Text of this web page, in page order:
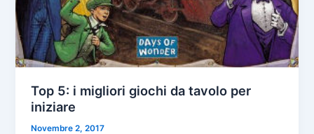
Top 5: i migliori giochi da tavolo per
iniziare
Novembre 2, 2017